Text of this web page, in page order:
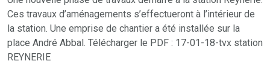
Ces travaux d’aménagements s’effectueront à l’intérieur de
la station. Une emprise de chantier a été installée sur la
place André Abbal. Télécharger le PDF : 17-01-18-tvx station
REYNERIE